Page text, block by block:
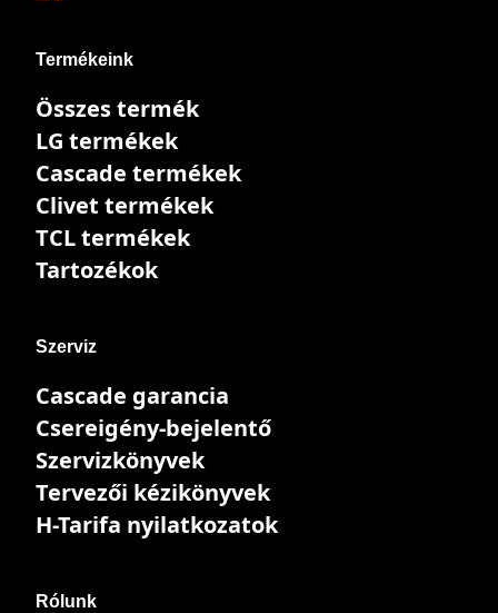
Termékeink
Összes termék
LG termékek
Cascade termékek
Clivet termékek
TCL termékek
Tartozékok
Szerviz
Cascade garancia
Csereigény-bejelentő
Szervizkönyvek
Tervezői kézikönyvek
H-Tarifa nyilatkozatok
Rólunk